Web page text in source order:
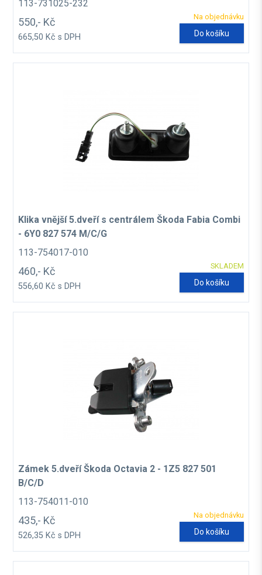
113-731025-232
Na objednávku
550,- Kč
665,50 Kč s DPH Do košíku
Klika vnější 5.dveří s centrálem Škoda Fabia Combi
- 6Y0 827 574 M/C/G
113-754017-010
SKLADEM
460,- Kč
556,60 Kč s DPH Do košíku
Zámek 5.dveří Škoda Octavia 2 - 1Z5 827 501
B/C/D
113-754011-010
Na objednávku
435,- Kč
526,35 Kč s DPH Do košíku